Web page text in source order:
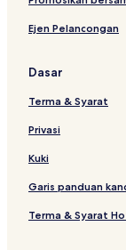
Ejen Pelancongan
Dasar
Terma & Syarat
Privasi
Kuki
Garis panduan
Terma & Syarat